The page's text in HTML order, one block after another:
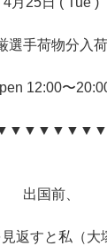
選手荷物分入荷
12:00〜
出国前、
返すと私（大